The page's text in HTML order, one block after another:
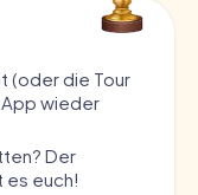
(oder die Tour
wieder
Der
es euch!